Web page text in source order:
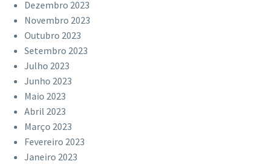
Dezembro 2023
Novembro 2023
Outubro 2023
Setembro 2023
Julho 2023
Junho 2023
Maio 2023
Abril 2023
Março 2023
Fevereiro 2023
Janeiro 2023